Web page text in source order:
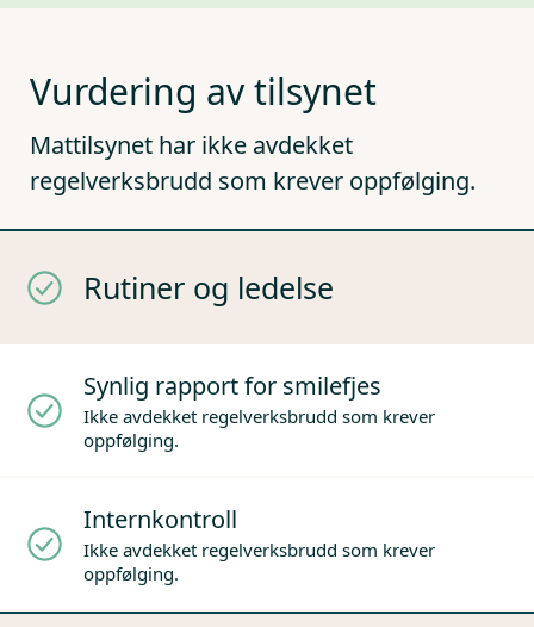
Vurdering av tilsynet
Mattilsynet har ikke avdekket
regelverksbrudd som krever oppfølging.
Rutiner og ledelse
Synlig rapport for smilefjes
Ikke avdekket regelverksbrudd som krever
oppfølging.
Internkontroll
Ikke avdekket regelverksbrudd som krever
oppfølging.